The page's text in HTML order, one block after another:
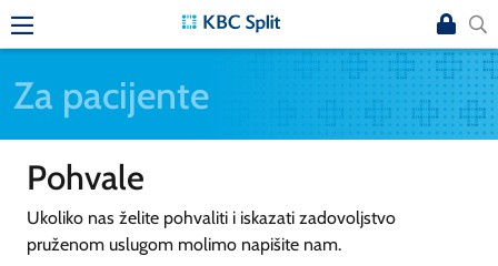
Za pacijente
Pohvale
Ukoliko nas želite pohvaliti i iskazati zadovoljstvo
pruženom uslugom molimo napišite nam.